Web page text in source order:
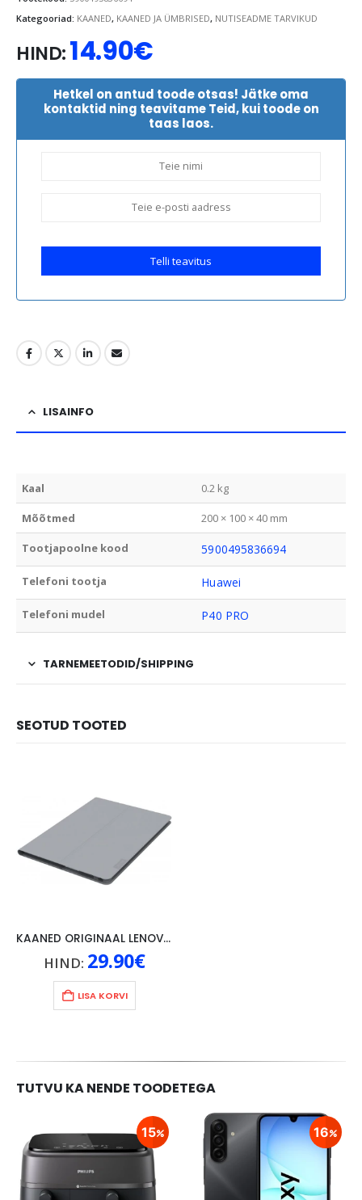
Kategooriad: KAANED, KAANED JA ÜMBRISED, NUTISEADME TARVIKUD
HIND:14.90€
Hetkel on antud toode otsas! Jätke oma
kontaktid ning teavitame Teid, kui toode on
taas laos.
Telli teavitus
LISAINFO
Kaal 0.2 kg
Mõõtmed 200 × 100 × 40 mm
Tootjapoolne kood 5900495836694
Telefoni tootja Huawei
Telefoni mudel P40 PRO
TARNEMEETODID/SHIPPING
SEOTUD TOOTED
KAANED ORIGINAAL LENOVO TAB 4 10″, HALL
HIND: 29.90€
LISA KORVI
TUTVU KA NENDE TOODETEGA
15 16